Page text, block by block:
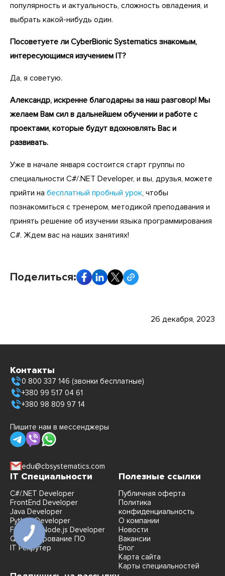
популярность и актуальность, сложность овладения, и
выбрать какой-нибудь один.
Посоветуете ли CyberBionic Systematics знакомым,
интересующимся изучением IT?
Да, я советую.
Александр, искренне благодарны за наш разговор! Мы
желаем Вам сил в дальнейшем обучении и работе с
проектами, которые будут вдохновлять Вас и
развивать.
Уже в начале января состоится старт группы по
специальности C#/.NET Developer, и вы, друзья, можете
прийти на бесплатный пробный урок, чтобы
познакомиться с тренером, методикой преподавания и
принять решение об изучении языка программирования
C#. Ждем вас на наших занятиях!
Поделиться:
26 декабря, 2023
Контакты
0 800 337 146 (звонки бесплатные)
+380 99 517 04 61
+380 98 809 97 14
Пишите нам в мессенджеры
edu@cbsystematics.com
IT Специальности
C#/.NET Developer
FrontEnd Developer
Java Developer
Python Developer
FullStack Node.js Developer
QA Тестирование ПО
IT Рекрутер
Полезные ссылки
Публичная оферта
Политика
конфиденциальность
О компании
Новости
Вакансии
Блог
Карта сайта
Карты специальностей